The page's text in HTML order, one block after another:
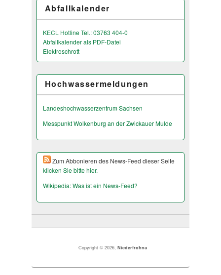
Abfallkalender
KECL Hotline Tel.: 03763 404-0
Abfallkalender als PDF-Datei
Elektroschrott
Hochwassermeldungen
Landeshochwas­serzentrum Sachsen
Messpunkt Wolkenburg an der Zwickauer Mulde
Zum Abbonieren des News-Feed dieser Seite
klicken Sie bitte hier.
Wikipedia: Was ist ein News-Feed?
Copyright © 2026,Niederfrohna